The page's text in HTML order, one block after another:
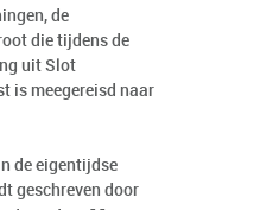
de
die tijdens de
uit Slot
is meegereisd naar
de eigentijdse
geschreven door